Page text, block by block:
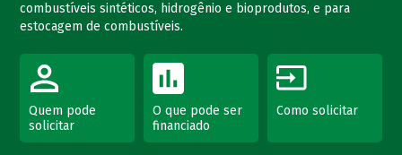
combustíveis sintéticos, hidrogênio e bioprodutos, e para
estocagem de combustíveis.
Quem pode
solicitar
O que pode ser
financiado
Como solicitar